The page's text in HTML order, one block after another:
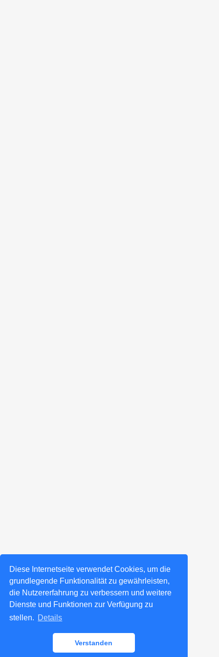
Diese Internetseite verwendet Cookies, um die
grundlegende Funktionalität zu gewährleisten,
die Nutzererfahrung zu verbessern und weitere
Dienste und Funktionen zur Verfügung zu
stellen. Details
Verstanden